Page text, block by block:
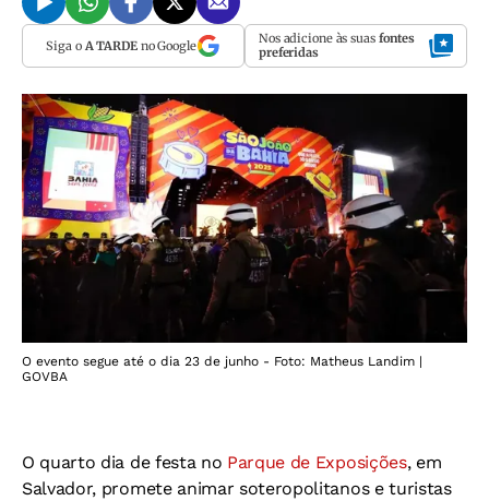
Siga o A TARDEno Google Nos adicione às suas fontes
preferidas
O evento segue até o dia 23 de junho - Foto: Matheus Landim |
GOVBA
O quarto dia de festa no Parque de Exposições, em
Salvador, promete animar soteropolitanos e turistas